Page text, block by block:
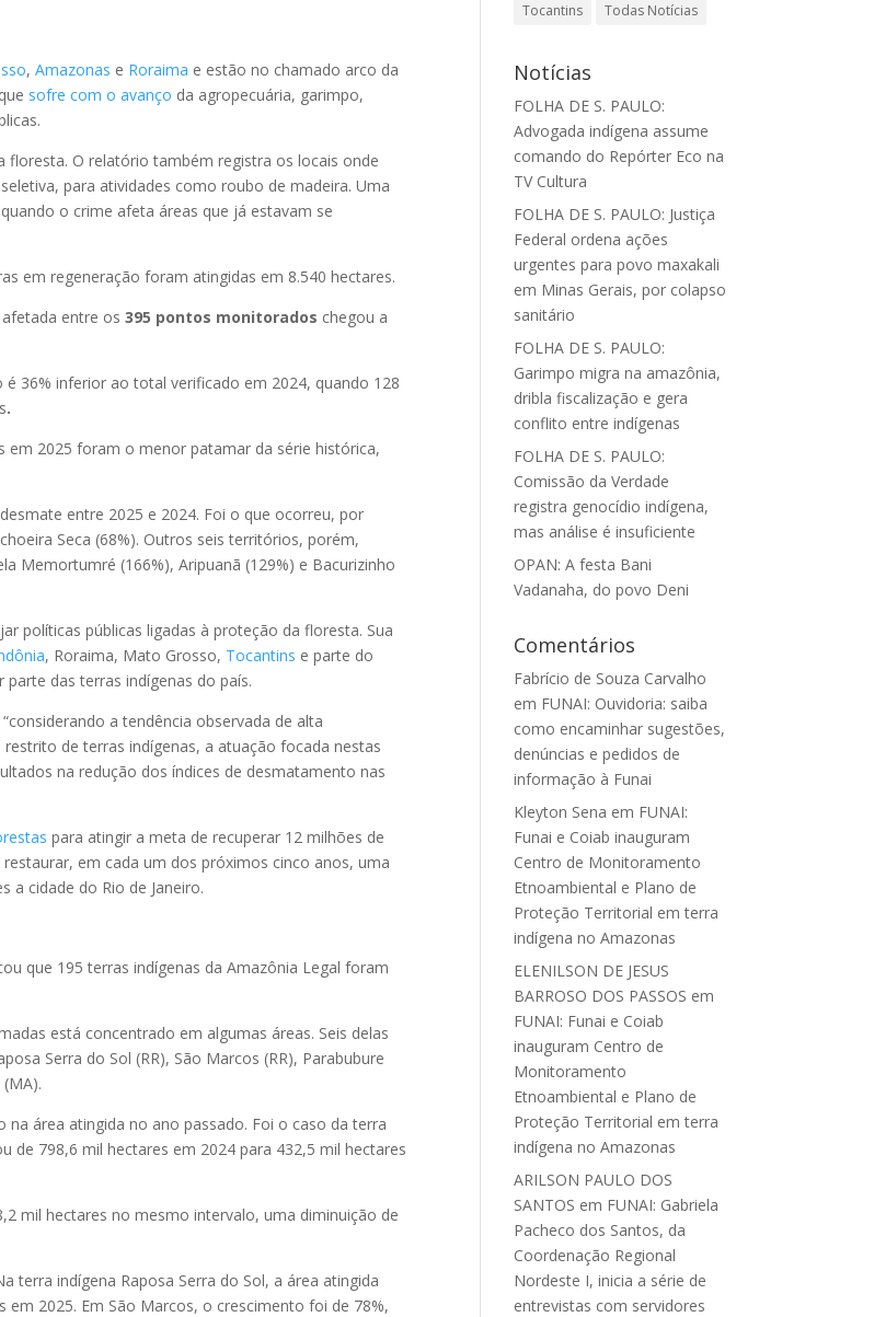
,Amazonas e Roraima e estão no chamado arco da
sofre com o avanço da agropecuária, garimpo,
O relatório também registra os locais onde
para atividades como roubo de madeira. Uma
o crime afeta áreas que já estavam se
em regeneração foram atingidas em 8.540 hectares.
entre os 395 pontos monitorados chegou a
é 36% inferior ao total verificado em 2024, quando 128
.
2025 foram o menor patamar da série histórica,
entre 2025 e 2024. Foi o que ocorreu, por
Seca (68%). Outros seis territórios, porém,
Memortumré (166%), Aripuanã (129%) e Bacurizinho
políticas públicas ligadas à proteção da floresta. Sua
, Roraima, Mato Grosso, Tocantins e parte do
das terras indígenas do país.
a tendência observada de alta
de terras indígenas, a atuação focada nestas
na redução dos índices de desmatamento nas
para atingir a meta de recuperar 12 milhões de
em cada um dos próximos cinco anos, uma
a cidade do Rio de Janeiro.
que 195 terras indígenas da Amazônia Legal foram
está concentrado em algumas áreas. Seis delas
Serra do Sol (RR), São Marcos (RR), Parabubure
área atingida no ano passado. Foi o caso da terra
de 798,6 mil hectares em 2024 para 432,5 mil hectares
mil hectares no mesmo intervalo, uma diminuição de
terra indígena Raposa Serra do Sol, a área atingida
em 2025. Em São Marcos, o crescimento foi de 78%,
Tocantins
Todas Notícias
Notícias
FOLHA DE S. PAULO:
Advogada indígena assume
comando do Repórter Eco na
TV Cultura
FOLHA DE S. PAULO: Justiça
Federal ordena ações
urgentes para povo maxakali
em Minas Gerais, por colapso
sanitário
FOLHA DE S. PAULO:
Garimpo migra na amazônia,
dribla fiscalização e gera
conflito entre indígenas
FOLHA DE S. PAULO:
Comissão da Verdade
registra genocídio indígena,
mas análise é insuficiente
OPAN: A festa Bani
Vadanaha, do povo Deni
Comentários
Fabrício de Souza Carvalho
em FUNAI: Ouvidoria: saiba
como encaminhar sugestões,
denúncias e pedidos de
informação à Funai
Kleyton Sena em FUNAI:
Funai e Coiab inauguram
Centro de Monitoramento
Etnoambiental e Plano de
Proteção Territorial em terra
indígena no Amazonas
ELENILSON DE JESUS
BARROSO DOS PASSOS em
FUNAI: Funai e Coiab
inauguram Centro de
Monitoramento
Etnoambiental e Plano de
Proteção Territorial em terra
indígena no Amazonas
ARILSON PAULO DOS
SANTOS em FUNAI: Gabriela
Pacheco dos Santos, da
Coordenação Regional
Nordeste I, inicia a série de
entrevistas com servidores